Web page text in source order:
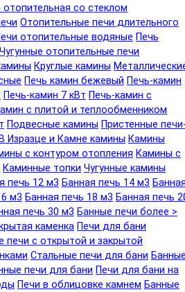
отопительная со стеклом
Отопительные печи длительного
отопительные водяные Печь
Чугунные отопительные печи
Круглые камины
Печь камин бежевый Печь-камин
Печь-камин 7 кВт Печь-камин с
с плитой и теплообменником
Подвесные камины Пристенные
В Изразце и Камне камины Камины
с контуром отопления Камины с
Каминные топки Чугунные камины
печь 12 м3 Банная печь 14 м3
м3 Банная печь 18 м3 Банная печь
печь 30 м3 Банные печи более >
каменка Печи для бани
печи с открытой и закрытой
Стальные печи для бани
печи для бани Печи для бани на
Печи в облицовке камнем Банные